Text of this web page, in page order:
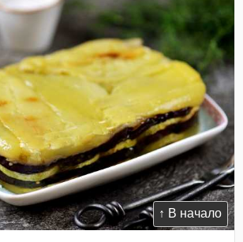
↑ В начало